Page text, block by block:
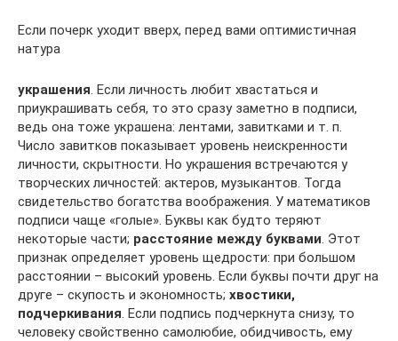
Если почерк уходит вверх, перед вами оптимистичная
натура
украшения. Если личность любит хвастаться и
приукрашивать себя, то это сразу заметно в подписи,
ведь она тоже украшена: лентами, завитками и т. п.
Число завитков показывает уровень неискренности
личности, скрытности. Но украшения встречаются у
творческих личностей: актеров, музыкантов. Тогда
свидетельство богатства воображения. У математиков
подписи чаще «голые». Буквы как будто теряют
некоторые части; расстояние между буквами. Этот
признак определяет уровень щедрости: при большом
расстоянии – высокий уровень. Если буквы почти друг на
друге – скупость и экономность; хвостики,
подчеркивания. Если подпись подчеркнута снизу, то
человеку свойственно самолюбие, обидчивость, ему